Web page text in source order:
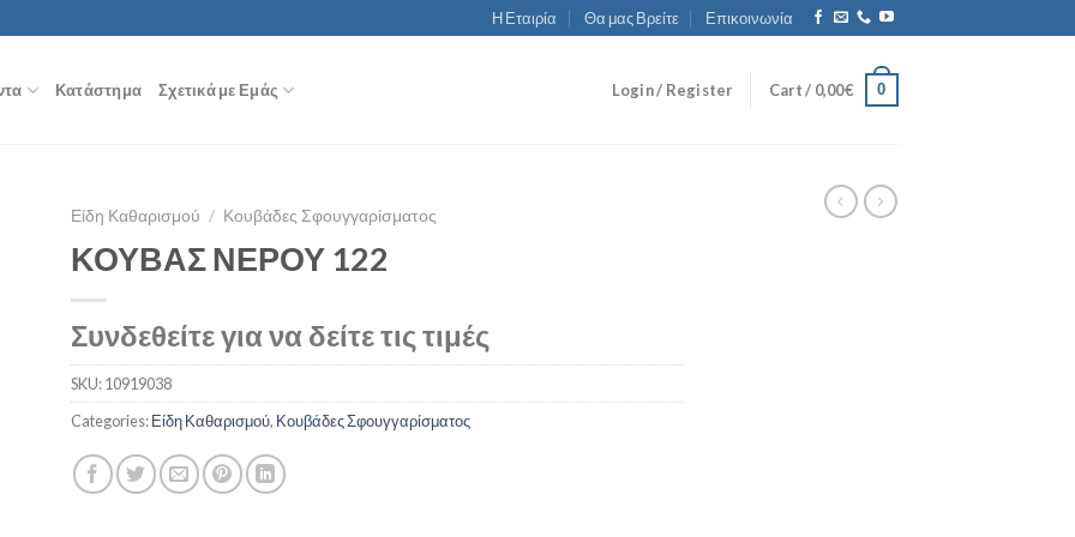
Η Εταιρία Θα μας Βρείτε Επικοινωνία
Κατάστημα Σχετικά με Εμάς Login / Register Cart / 0,00€ 0
Είδη Καθαρισμού / Κουβάδες Σφουγγαρίσματος
ΚΟΥΒΑΣ ΝΕΡΟΥ 122
Συνδεθείτε για να δείτε τις τιμές
SKU:10919038
Categories:Είδη Καθαρισμού, Κουβάδες Σφουγγαρίσματος